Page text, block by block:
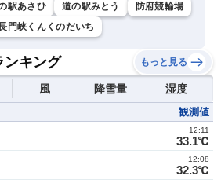
駅あさひ 道の駅みとう
防府競輪場
門峡くんくのだいち
ンキング もっと見る
風 降雪量 湿度
観測値
33.1℃
12:11
32.3℃
12:08